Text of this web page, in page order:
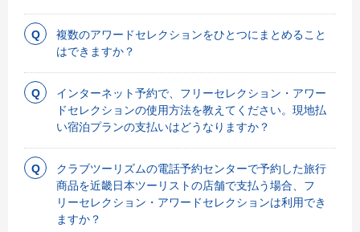
複数のアワードセレクションをひとつにまとめること
はできますか？
インターネット予約で、フリーセレクション・アワー
ドセレクションの使用方法を教えてください。現地払
い宿泊プランの支払いはどうなりますか？
クラブツーリズムの電話予約センターで予約した旅行
商品を近畿日本ツーリストの店舗で支払う場合、フ
リーセレクション・アワードセレクションは利用でき
ますか？